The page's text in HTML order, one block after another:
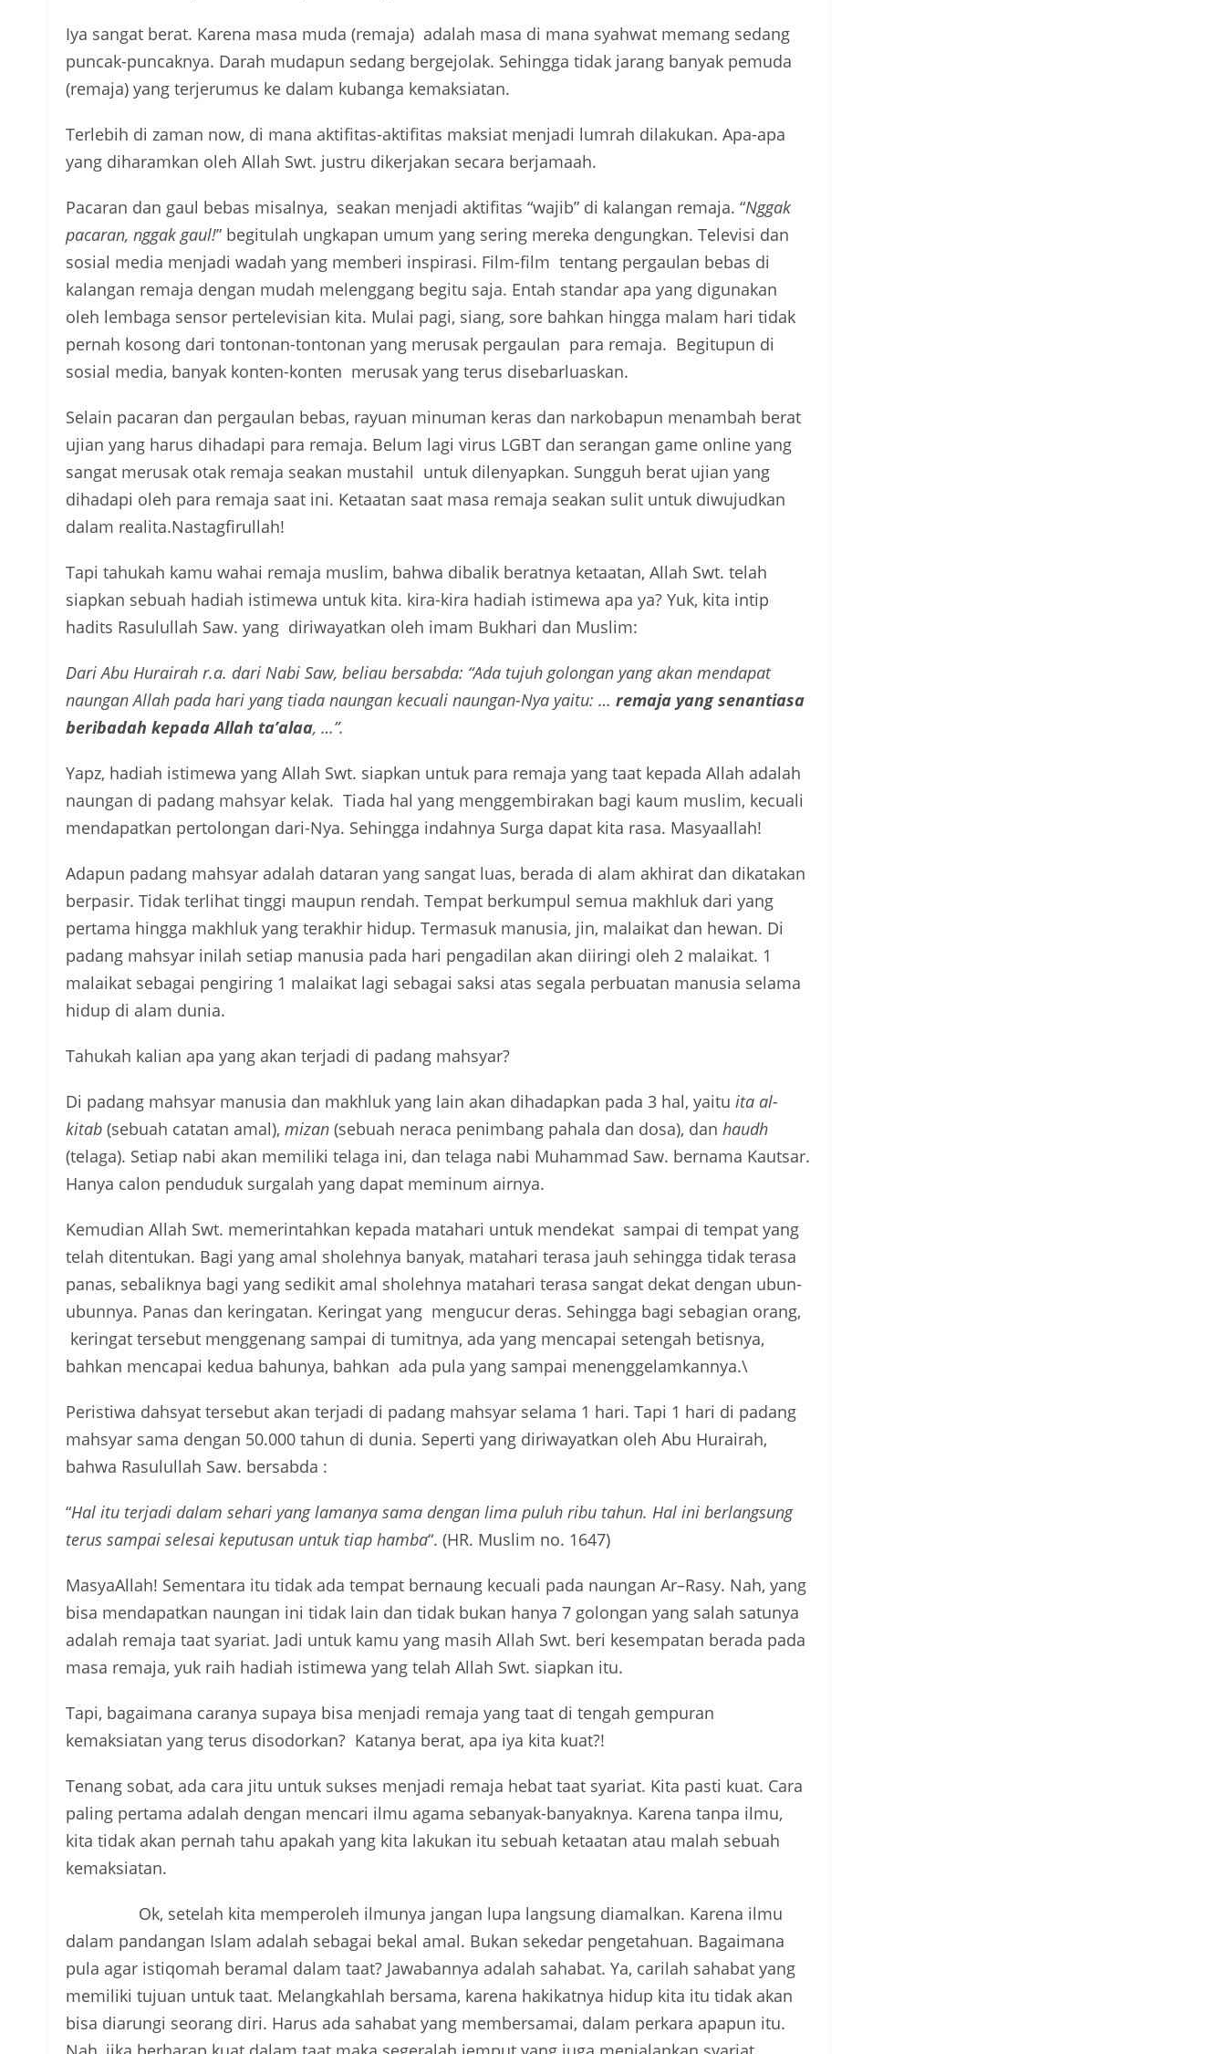
Iya sangat berat. Karena masa muda (remaja) adalah masa di mana syahwat memang sedang
puncak-puncaknya. Darah mudapun sedang bergejolak. Sehingga tidak jarang banyak pemuda
(remaja) yang terjerumus ke dalam kubanga kemaksiatan.
Terlebih di zaman now, di mana aktifitas-aktifitas maksiat menjadi lumrah dilakukan. Apa-apa
yang diharamkan oleh Allah Swt. justru dikerjakan secara berjamaah.
Pacaran dan gaul bebas misalnya, seakan menjadi aktifitas “wajib” di kalangan remaja. “Nggak
pacaran, nggak gaul!” begitulah ungkapan umum yang sering mereka dengungkan. Televisi dan
sosial media menjadi wadah yang memberi inspirasi. Film-film tentang pergaulan bebas di
kalangan remaja dengan mudah melenggang begitu saja. Entah standar apa yang digunakan
oleh lembaga sensor pertelevisian kita. Mulai pagi, siang, sore bahkan hingga malam hari tidak
pernah kosong dari tontonan-tontonan yang merusak pergaulan para remaja. Begitupun di
sosial media, banyak konten-konten merusak yang terus disebarluaskan.
Selain pacaran dan pergaulan bebas, rayuan minuman keras dan narkobapun menambah berat
ujian yang harus dihadapi para remaja. Belum lagi virus LGBT dan serangan game online yang
sangat merusak otak remaja seakan mustahil untuk dilenyapkan. Sungguh berat ujian yang
dihadapi oleh para remaja saat ini. Ketaatan saat masa remaja seakan sulit untuk diwujudkan
dalam realita.Nastagfirullah!
Tapi tahukah kamu wahai remaja muslim, bahwa dibalik beratnya ketaatan, Allah Swt. telah
siapkan sebuah hadiah istimewa untuk kita. kira-kira hadiah istimewa apa ya? Yuk, kita intip
hadits Rasulullah Saw. yang diriwayatkan oleh imam Bukhari dan Muslim:
Dari Abu Hurairah r.a. dari Nabi Saw, beliau bersabda: “Ada tujuh golongan yang akan mendapat
naungan Allah pada hari yang tiada naungan kecuali naungan-Nya yaitu: … remaja yang senantiasa
beribadah kepada Allah ta’alaa, …”.
Yapz, hadiah istimewa yang Allah Swt. siapkan untuk para remaja yang taat kepada Allah adalah
naungan di padang mahsyar kelak. Tiada hal yang menggembirakan bagi kaum muslim, kecuali
mendapatkan pertolongan dari-Nya. Sehingga indahnya Surga dapat kita rasa. Masyaallah!
Adapun padang mahsyar adalah dataran yang sangat luas, berada di alam akhirat dan dikatakan
berpasir. Tidak terlihat tinggi maupun rendah. Tempat berkumpul semua makhluk dari yang
pertama hingga makhluk yang terakhir hidup. Termasuk manusia, jin, malaikat dan hewan. Di
padang mahsyar inilah setiap manusia pada hari pengadilan akan diiringi oleh 2 malaikat. 1
malaikat sebagai pengiring 1 malaikat lagi sebagai saksi atas segala perbuatan manusia selama
hidup di alam dunia.
Tahukah kalian apa yang akan terjadi di padang mahsyar?
Di padang mahsyar manusia dan makhluk yang lain akan dihadapkan pada 3 hal, yaitu ita al-
kitab (sebuah catatan amal), mizan (sebuah neraca penimbang pahala dan dosa), dan haudh
(telaga). Setiap nabi akan memiliki telaga ini, dan telaga nabi Muhammad Saw. bernama Kautsar.
Hanya calon penduduk surgalah yang dapat meminum airnya.
Kemudian Allah Swt. memerintahkan kepada matahari untuk mendekat sampai di tempat yang
telah ditentukan. Bagi yang amal sholehnya banyak, matahari terasa jauh sehingga tidak terasa
panas, sebaliknya bagi yang sedikit amal sholehnya matahari terasa sangat dekat dengan ubun-
ubunnya. Panas dan keringatan. Keringat yang mengucur deras. Sehingga bagi sebagian orang,
keringat tersebut menggenang sampai di tumitnya, ada yang mencapai setengah betisnya,
bahkan mencapai kedua bahunya, bahkan ada pula yang sampai menenggelamkannya.\
Peristiwa dahsyat tersebut akan terjadi di padang mahsyar selama 1 hari. Tapi 1 hari di padang
mahsyar sama dengan 50.000 tahun di dunia. Seperti yang diriwayatkan oleh Abu Hurairah,
bahwa Rasulullah Saw. bersabda :
“Hal itu terjadi dalam sehari yang lamanya sama dengan lima puluh ribu tahun. Hal ini berlangsung
terus sampai selesai keputusan untuk tiap hamba“. (HR. Muslim no. 1647)
MasyaAllah! Sementara itu tidak ada tempat bernaung kecuali pada naungan Ar–Rasy. Nah, yang
bisa mendapatkan naungan ini tidak lain dan tidak bukan hanya 7 golongan yang salah satunya
adalah remaja taat syariat. Jadi untuk kamu yang masih Allah Swt. beri kesempatan berada pada
masa remaja, yuk raih hadiah istimewa yang telah Allah Swt. siapkan itu.
Tapi, bagaimana caranya supaya bisa menjadi remaja yang taat di tengah gempuran
kemaksiatan yang terus disodorkan? Katanya berat, apa iya kita kuat?!
Tenang sobat, ada cara jitu untuk sukses menjadi remaja hebat taat syariat. Kita pasti kuat. Cara
paling pertama adalah dengan mencari ilmu agama sebanyak-banyaknya. Karena tanpa ilmu,
kita tidak akan pernah tahu apakah yang kita lakukan itu sebuah ketaatan atau malah sebuah
kemaksiatan.
Ok, setelah kita memperoleh ilmunya jangan lupa langsung diamalkan. Karena ilmu
dalam pandangan Islam adalah sebagai bekal amal. Bukan sekedar pengetahuan. Bagaimana
pula agar istiqomah beramal dalam taat? Jawabannya adalah sahabat. Ya, carilah sahabat yang
memiliki tujuan untuk taat. Melangkahlah bersama, karena hakikatnya hidup kita itu tidak akan
bisa diarungi seorang diri. Harus ada sahabat yang membersamai, dalam perkara apapun itu.